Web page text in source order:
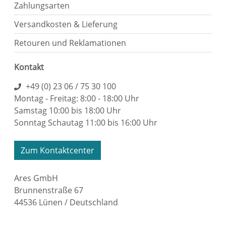
Zahlungsarten
Versandkosten & Lieferung
Retouren und Reklamationen
Kontakt
+49 (0) 23 06 / 75 30 100
Montag - Freitag: 8:00 - 18:00 Uhr
Samstag 10:00 bis 18:00 Uhr
Sonntag Schautag 11:00 bis 16:00 Uhr
Zum Kontaktcenter
Ares GmbH
Brunnenstraße 67
44536 Lünen / Deutschland